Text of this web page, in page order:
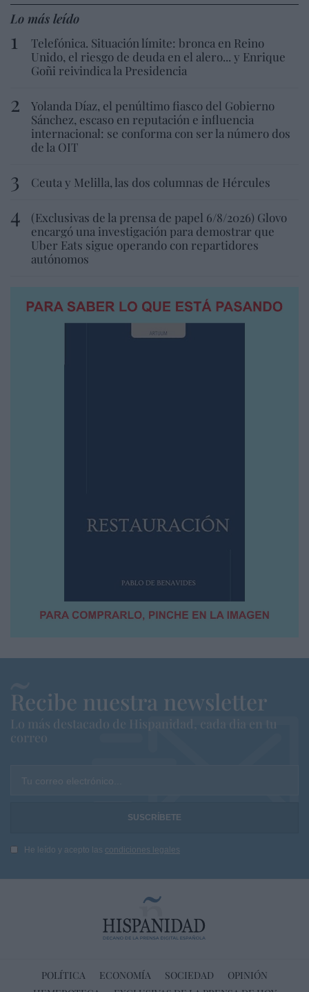
Lo más leído
Telefónica. Situación límite: bronca en Reino
Unido, el riesgo de deuda en el alero... y Enrique
Goñi reivindica la Presidencia
Yolanda Díaz, el penúltimo fiasco del Gobierno
Sánchez, escaso en reputación e influencia
internacional: se conforma con ser la número dos
de la OIT
Ceuta y Melilla, las dos columnas de Hércules
(Exclusivas de la prensa de papel 6/8/2026) Glovo
encargó una investigación para demostrar que
Uber Eats sigue operando con repartidores
autónomos
Recibe nuestra newsletter
Lo más destacado de Hispanidad, cada dia en tu
correo
Tu correo electrónico...
He leído y acepto las condiciones legales
POLÍTICA ECONOMÍA SOCIEDAD
OPINIÓN